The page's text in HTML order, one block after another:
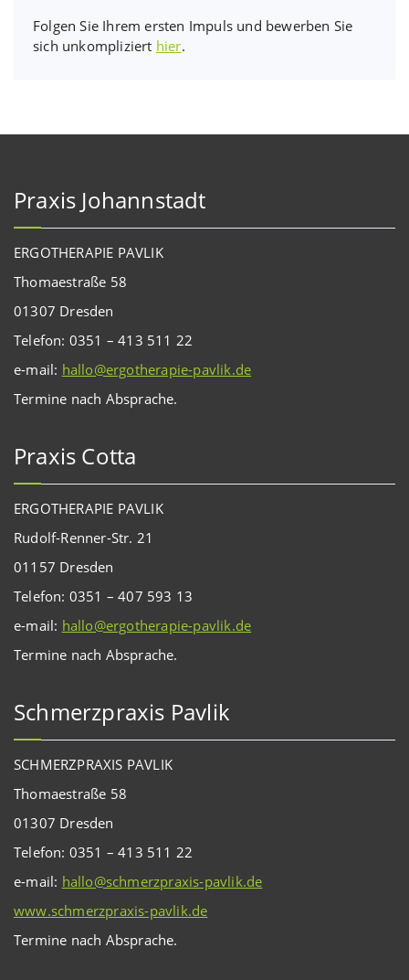
Folgen Sie Ihrem ersten Impuls und bewerben Sie
sich unkompliziert hier.
Praxis Johannstadt
ERGOTHERAPIE PAVLIK
Thomaestraße 58
01307 Dresden
Telefon: 0351 – 413 511 22
e-mail: hallo@ergotherapie-pavlik.de
Termine nach Absprache.
Praxis Cotta
ERGOTHERAPIE PAVLIK
Rudolf-Renner-Str. 21
01157 Dresden
Telefon: 0351 – 407 593 13
e-mail: hallo@ergotherapie-pavlik.de
Termine nach Absprache.
Schmerzpraxis Pavlik
SCHMERZPRAXIS PAVLIK
Thomaestraße 58
01307 Dresden
Telefon: 0351 – 413 511 22
e-mail: hallo@schmerzpraxis-pavlik.de
www.schmerzpraxis-pavlik.de
Termine nach Absprache.